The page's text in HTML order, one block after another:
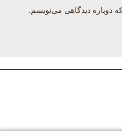
دوباره دیدگاهی می‌نویسم.